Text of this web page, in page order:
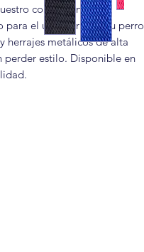
collar de nylon
para el uso diario de tu perro
herrajes metálicos de alta
perder estilo. Disponible en